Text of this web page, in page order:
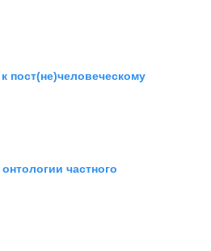
пост(не)человеческому
частного